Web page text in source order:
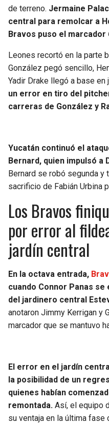
de terreno. Jermaine
central para remolcar a
Bravos puso el marcador
Leones recortó en la parte
González pegó sencillo,
Yadir Drake llegó a base
un error en tiro del
carreras de González y
Yucatán continuó el
Bernard, quien impulsó a
Bernard se robó segunda y
sacrificio de Fabián Urbina
Los Bravos
por error al
jardín central
En la octava entrada,
cuando Connor Panas
del jardinero central
anotaron Jimmy Kerrigan y
marcador que se mantuvo
El error en el jardín
la posibilidad de un
quienes habían
remontada. Así, el equipo
su ventaja en la última fase